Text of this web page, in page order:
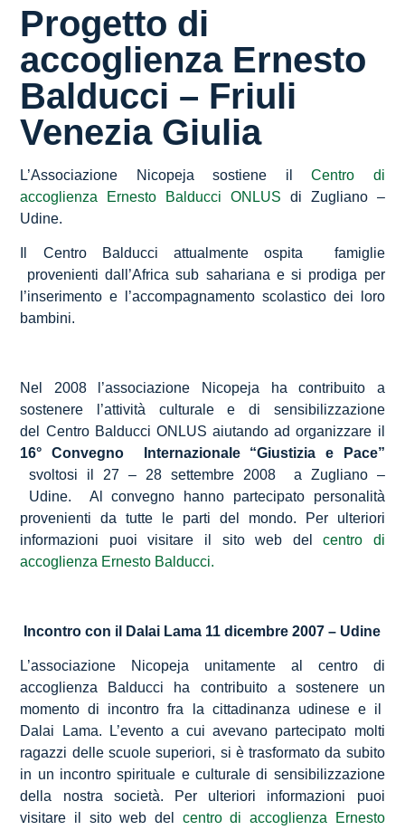
Progetto di
accoglienza Ernesto
Balducci – Friuli
Venezia Giulia
L’Associazione Nicopeja sostiene il
Centro di
accoglienza Ernesto Balducci ONLUS di Zugliano –
Udine.
Il Centro Balducci attualmente ospita famiglie
provenienti dall’Africa sub sahariana e si prodiga per
l’inserimento e l’accompagnamento scolastico dei loro
bambini.
Nel 2008 l’associazione Nicopeja ha contribuito a
sostenere l’attività culturale e di sensibilizzazione
del Centro Balducci ONLUS aiutando ad organizzare il
16° Convegno Internazionale “Giustizia e Pace”
svoltosi il 27 – 28 settembre 2008 a Zugliano –
Udine. Al convegno hanno partecipato personalità
provenienti da tutte le parti del mondo. Per ulteriori
informazioni puoi visitare il sito web delcentro di
accoglienza Ernesto Balducci.
Incontro con il Dalai Lama 11 dicembre 2007 – Udine
L’associazione Nicopeja unitamente al centro di
accoglienza Balducci ha contribuito a sostenere un
momento di incontro fra la cittadinanza udinese e il
Dalai Lama. L’evento a cui avevano partecipato molti
ragazzi delle scuole superiori, si è trasformato da subito
in un incontro spirituale e culturale di sensibilizzazione
della nostra società. Per ulteriori informazioni puoi
visitare il sito web del centro di accoglienza Ernesto